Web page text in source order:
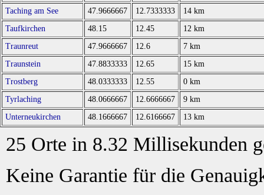
Taching am See
47.9666667 12.7333333
14 km
Taufkirchen
48.15 12.45
12 km
Traunreut
47.9666667 12.6
7 km
Traunstein
47.8833333 12.65
15 km
Trostberg
48.0333333 12.55
0 km
Tyrlaching
48.0666667 12.6666667
9 km
Unterneukirchen
48.1666667 12.6166667 13 km
25 Orte in 8.32 Millisekunden
Keine Garantie für die